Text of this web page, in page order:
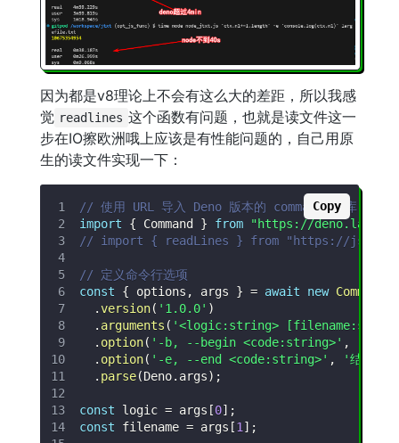
因为都是v8理论上不会有这么大的差距，所以我感
觉 readlines 这个函数有问题，也就是读文件这一
步在IO擦欧洲哦上应该是有性能问题的，自己用原
生的读文件实现一下：
// 使用 URL 导入 Deno 版本的 commander 库
import
{ Command } from
"https://deno.land/x/
// import { readLines } from "https://jsr.io/
// 定义命令行选项
const
{ options , args } = await new Command
.version( '1.0.0' )
. arguments ( '<logic:string>
. option( '-b, --begin <code:string>' ,
. option( '-e, --end <code:string>' ,
'结束后
. parse(Deno. args) ;
const logic = args [0] ;
const filename = args [1 ] ;
Copy